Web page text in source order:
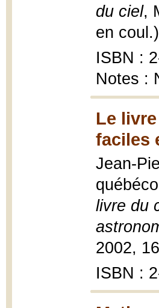
du ciel,
en
ISBN :
Notes :
Le
faciles
Jean-
livre du
2002,
ISBN :